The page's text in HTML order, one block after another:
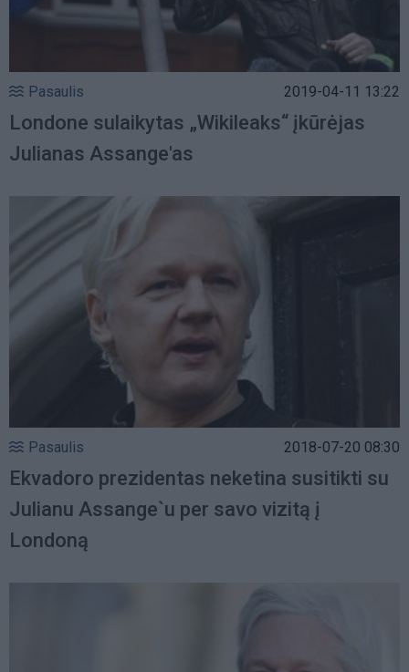
Pasaulis 2019-04-11 13:22
Londone sulaikytas „Wikileaks“ įkūrėjas
Julianas Assange'as
Pasaulis 2018-07-20 08:30
Ekvadoro prezidentas neketina susitikti su
Julianu Assange`u per savo vizitą į
Londoną